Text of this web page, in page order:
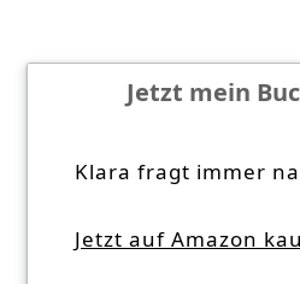
Jetzt mein
Klara fragt immer
Jetzt auf Amazon